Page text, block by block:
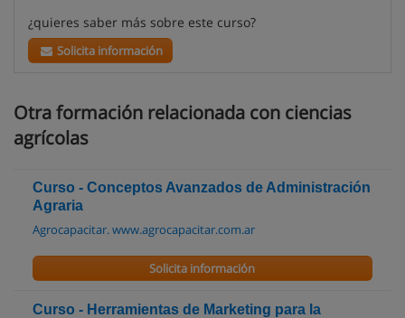
¿quieres saber más sobre este curso?
Solicita información
Otra formación relacionada con ciencias
agrícolas
Curso - Conceptos Avanzados de Administración
Agraria
Agrocapacitar. www.agrocapacitar.com.ar
Solicita información
Curso - Herramientas de Marketing para la